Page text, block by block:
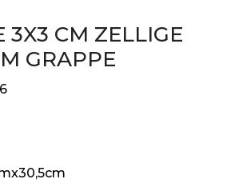
3X3 CM ZELLIGE
GRAPPE